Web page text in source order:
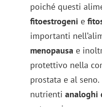
poiché questi
fitoestrogeni e
importanti
menopausa e
protettivo nella
prostata e al
nutrientianaloghi